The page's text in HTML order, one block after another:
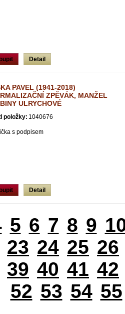
Detail
PAVEL (1941-2018)
ZPĚVÁK, MANŽEL
ULRYCHOVÉ
položky: 1040676
s podpisem
Detail
5 6 7 8 9
23 24 25 26
39 40 41 42
52 53 54 55